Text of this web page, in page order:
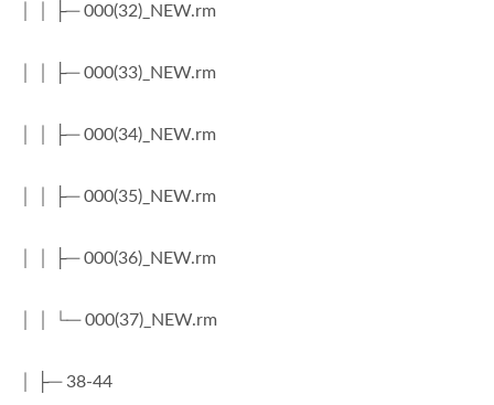
│ │ ├─ 000(32)_NEW.rm
│ │ ├─ 000(33)_NEW.rm
│ │ ├─ 000(34)_NEW.rm
│ │ ├─ 000(35)_NEW.rm
│ │ ├─ 000(36)_NEW.rm
│ │ └─ 000(37)_NEW.rm
│ ├─ 38-44